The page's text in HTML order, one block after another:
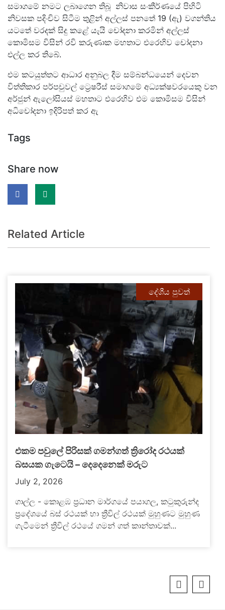
සමාගමේ නමට ලබාගෙන තිබූ නිවාස සංකීර්ණයේ පිහිටි
නිවසක පදිංචිව සිටීම තුළින් අල්ලස් පනතේ 19 (ඇ) වගන්තිය
යටතේ වරදක් සිදු කළේ යැයි චෝදනා කරමින් අල්ලස්
කොමිසම විසින් රවි කරුණාක මහතාට එරෙහිව චෝදනා
එල්ල කර තිබේ.
එම කටයුත්තට ආධාර අනුබල දීම සම්බන්ධයෙන් දෙවන
විත්තිකාර පර්පචුවල් ට්‍රෙෂරීස් සමාගමේ අධ්‍යක්ෂවරයෙකු වන
අර්ජුන් ඇලෝසියස් මහතාට එරෙහිව එම කොමිසම විසින්
අධිචෝදනා ඉදිරිපත් කර ඇ
Tags
Share now
Related Article
දේශීය පුවත්
එකම පවුලේ පිරිසක් ගමන්ගත් ත්‍රිරෝද රථයක්
බසයක ගැටෙයි – දෙදෙනෙක් මරුට
July 2, 2026
ගාල්ල - කොළඹ ප්‍රධාන මාර්ගයේ පයාගල, කටුකුරුන්ද
ප්‍රදේශයේ බස් රථයක් හා ත්‍රීවිල් රථයක් මුහුණට මුහුණ
ගැටීමෙන් ත්‍රීවිල් රථයේ ගමන් ගත් කාන්තාවක්...